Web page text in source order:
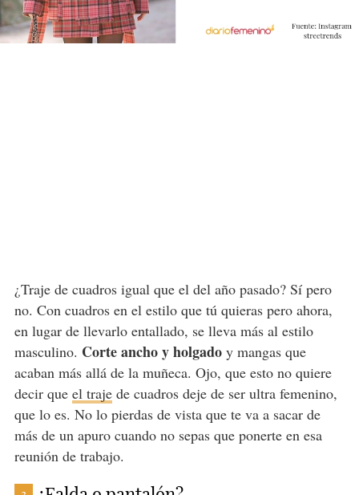
¿Traje de cuadros igual que el del año pasado? Sí pero
no. Con cuadros en el estilo que tú quieras pero ahora,
en lugar de llevarlo entallado, se lleva más al estilo
masculino. Corte ancho y holgadoy mangas que
acaban más allá de la muñeca. Ojo, que esto no quiere
decir que el trajede cuadros deje de ser ultra femenino,
que lo es. No lo pierdas de vista que te va a sacar de
más de un apuro cuando no sepas que ponerte en esa
reunión de trabajo.